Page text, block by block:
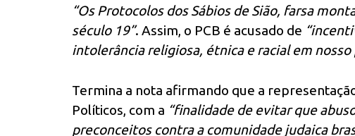
“Os Protocolos dos Sábios de Sião, farsa
século 19”. Assim, o PCB é acusado de
intolerância religiosa, étnica e racial em nosso
Termina a nota afirmando que a
Políticos, com a “finalidade de evitar que
preconceitos contra a comunidade judaica